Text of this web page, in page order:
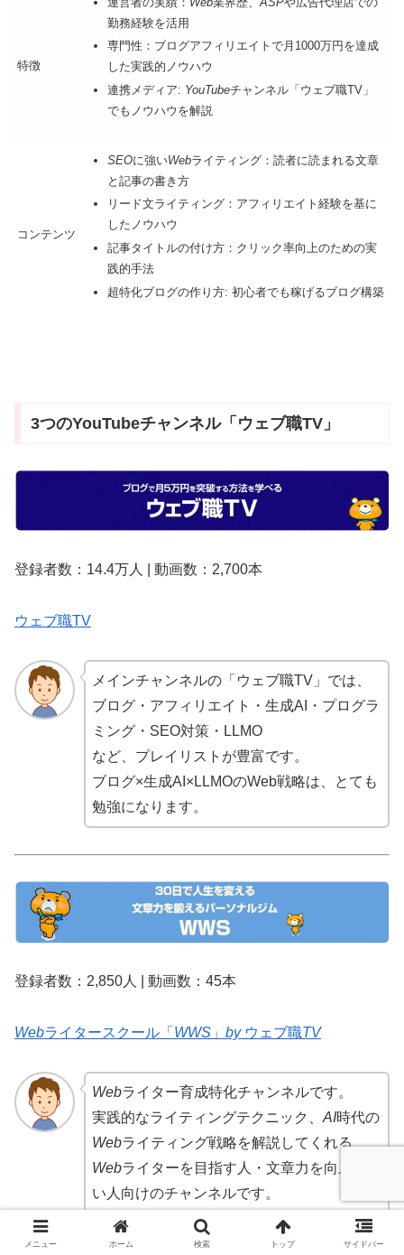
特徴
勤務経験を活用
専門性：ブログアフィリエイトで月1000万円を達成
した実践的ノウハウ
連携メディア: YouTubeチャンネル「ウェブ職TV」
でもノウハウを解説
コンテンツ
SEOに強いWebライティング：読者に読まれる文章
と記事の書き方
リード文ライティング：アフィリエイト経験を基に
したノウハウ
記事タイトルの付け方：クリック率向上のための実
践的手法
超特化ブログの作り方: 初心者でも稼げるブログ構築
3つのYouTubeチャンネル「ウェブ職TV」
登録者数：14.4万人 | 動画数：2,700本
ウェブ職TV
メインチャンネルの「ウェブ職TV」では、
ブログ・アフィリエイト・生成AI・プログラ
ミング・SEO対策・LLMO
など、プレイリストが豊富です。
ブログ×生成AI×LLMOのWeb戦略は、とても
勉強になります。
登録者数：2,850人 | 動画数：45本
Webライタースクール「 WWS 」 byウェブ職TV
Webライター育成特化チャンネルです。
実践的なライティングテクニック、 AI時代の
Webライティング戦略を解説してくれる
Webライターを目指す人・文章力を向上した
い人向けのチャンネルです。
メニュー ホーム 検索 トップ サイドバー